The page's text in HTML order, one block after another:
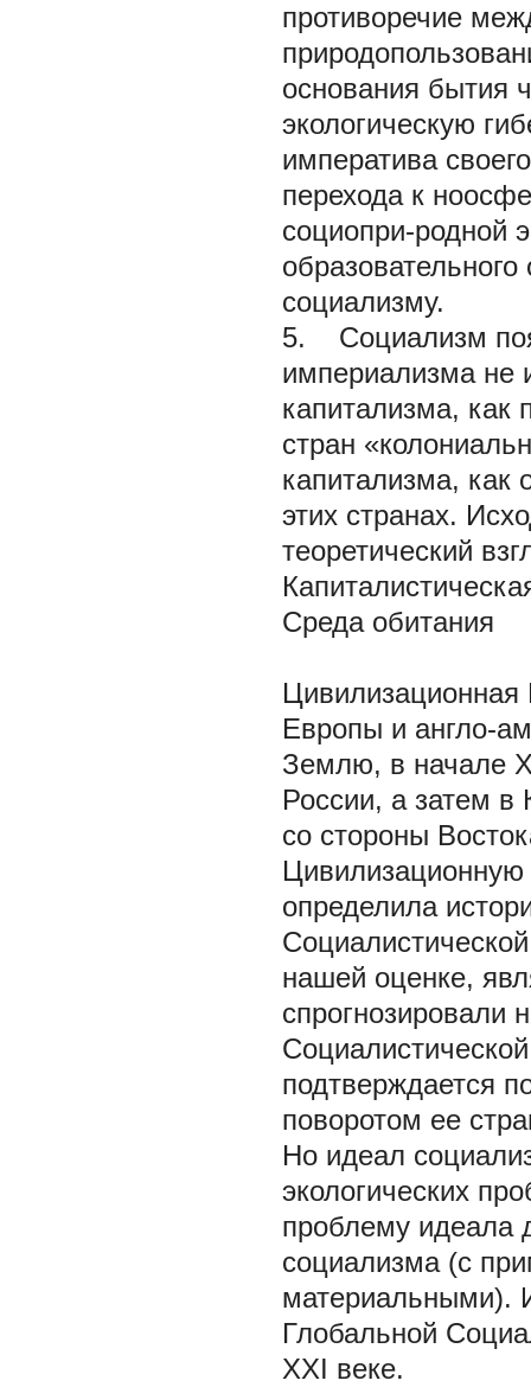
противоречие
основания бытия
экологическую
императива
перехода к
социопри-родной
социализму.
5. Социализм
империализма не
капитализма, как
стран
капитализма, как
этих странах.
теоретический
Среда обитания
Цивилизационная
Европы и англо-
Землю, в начале
России, а затем в
со стороны
определила
нашей оценке,
спрогнозировали
подтверждается
поворотом ее
Но идеал
экологических
проблему идеала
социализма (с
материальными).
Глобальной
XXI веке.